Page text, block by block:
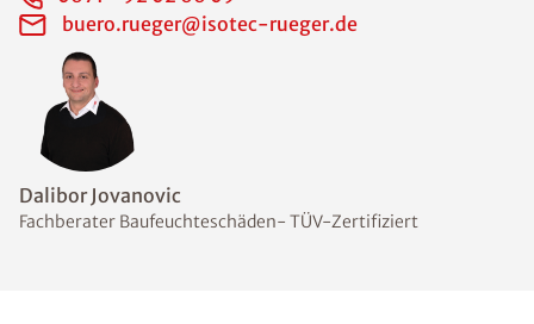
Dalibor Jovanovic
Fachberater Baufeuchteschäden- TÜV-Zertifiziert
buero.rueger@isotec-rueger.de